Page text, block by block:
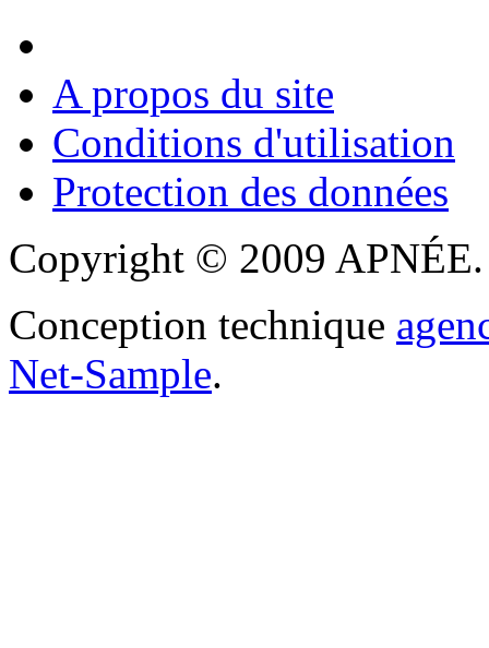
A propos du site
Conditions d'utilisation
Protection des données
Copyright © 2009 APNÉE.
Conception technique
Net-Sample.